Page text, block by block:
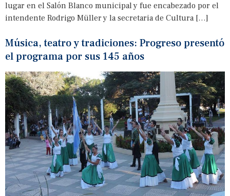
lugar en el Salón Blanco municipal y fue encabezado por el
intendente Rodrigo Müller y la secretaria de Cultura […]
Música, teatro y tradiciones: Progreso presentó
el programa por sus 145 años